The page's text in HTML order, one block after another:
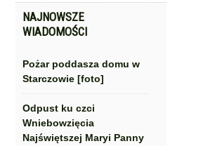
NAJNOWSZE
WIADOMOŚCI
Pożar poddasza domu w
Starczowie [foto]
Odpust ku czci
Wniebowzięcia
Najświętszej Maryi Panny